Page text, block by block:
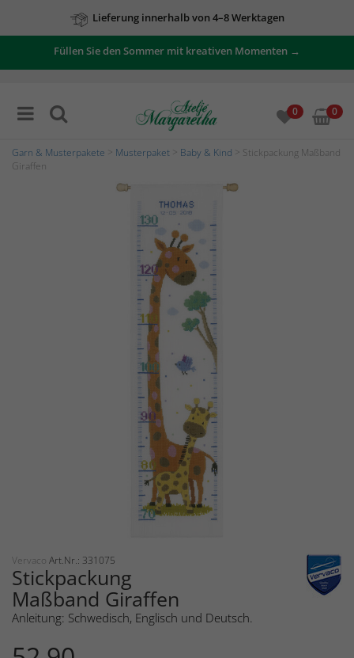
Lieferung innerhalb von 4–8 Werktagen
Füllen Sie den Sommer mit kreativen Momenten →
0 0
Garn & Musterpakete Musterpaket Baby & Kind > Stickpackung Maßband
Giraffen
Vervaco Art.Nr.: 331075
Stickpackung
Maßband Giraffen
Anleitung: Schwedisch, Englisch und Deutsch.